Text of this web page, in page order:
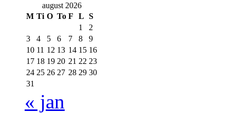
august 2026
M Ti O To F L S
1
2
3
4 5 6 7 8
9
10 11 12 13 14 15 16
17 18 19 20 21 22 23
24 25 26 27 28 29 30
31
« jan